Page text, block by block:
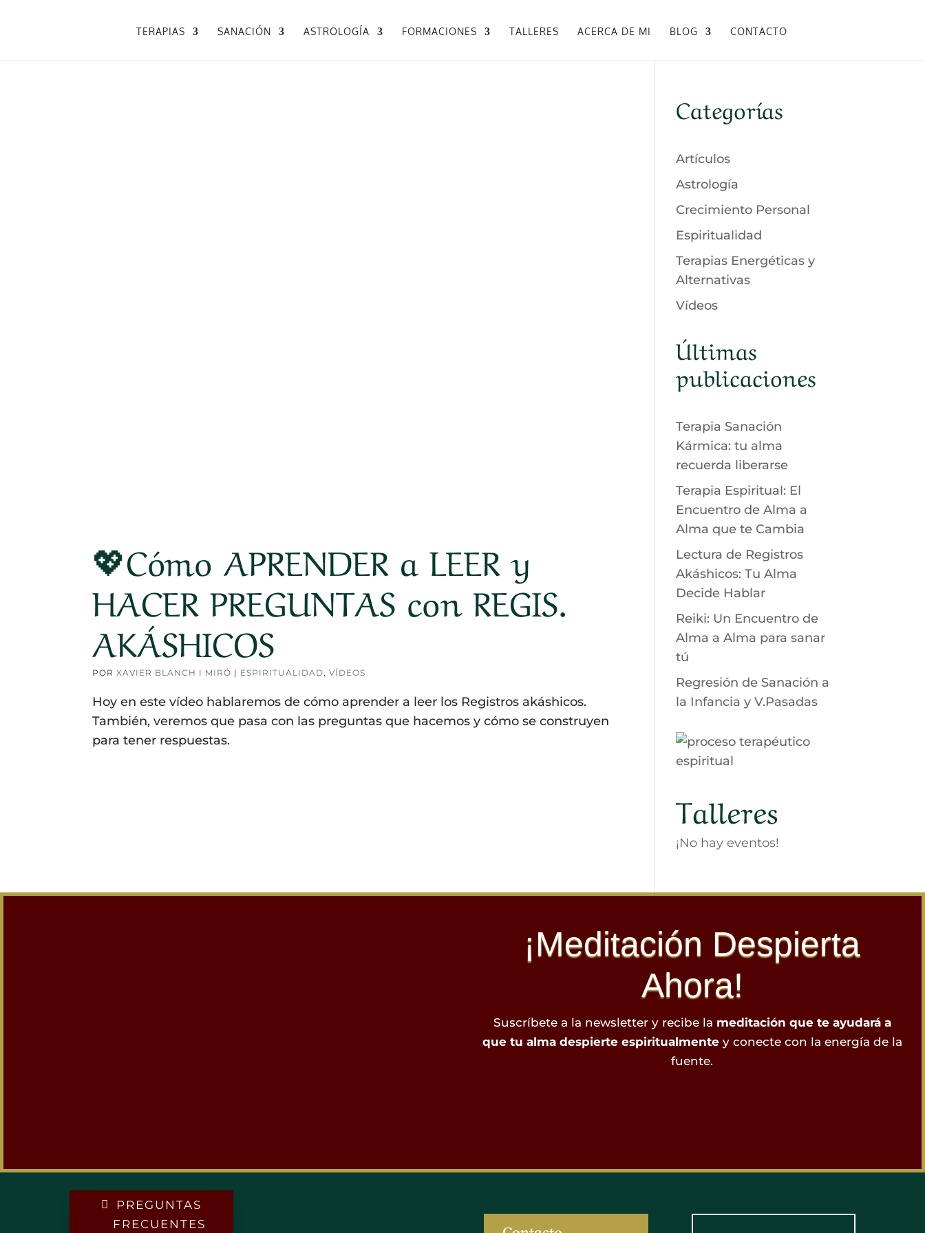
TERAPIAS SANACIÓN ASTROLOGÍA FORMACIONES TALLERES ACERCA DE MI BLOG CONTACTO
💖Cómo APRENDER a LEER y
HACER PREGUNTAS con REGIS.
AKÁSHICOS
PORXAVIER BLANCH I MIRÓ | ESPIRITUALIDAD,VÍDEOS
Hoy en este vídeo hablaremos de cómo aprender a leer los Registros akáshicos.
También, veremos que pasa con las preguntas que hacemos y cómo se construyen
para tener respuestas.
Categorías
Artículos
Astrología
Crecimiento Personal
Espiritualidad
Terapias Energéticas y
Alternativas
Vídeos
Últimas
publicaciones
Terapia Sanación
Kármica: tu alma
recuerda liberarse
Terapia Espiritual: El
Encuentro de Alma a
Alma que te Cambia
Lectura de Registros
Akáshicos: Tu Alma
Decide Hablar
Reiki: Un Encuentro de
Alma a Alma para sanar
tú
Regresión de Sanación a
la Infancia y V.Pasadas
Talleres
¡No hay eventos!
¡Meditación Despierta
Ahora!
Suscríbete a la newsletter y recibe la meditación que te ayudará a
que tu alma despierte espiritualmentey conecte con la energía de la
fuente.
PREGUNTAS
FRECUENTES